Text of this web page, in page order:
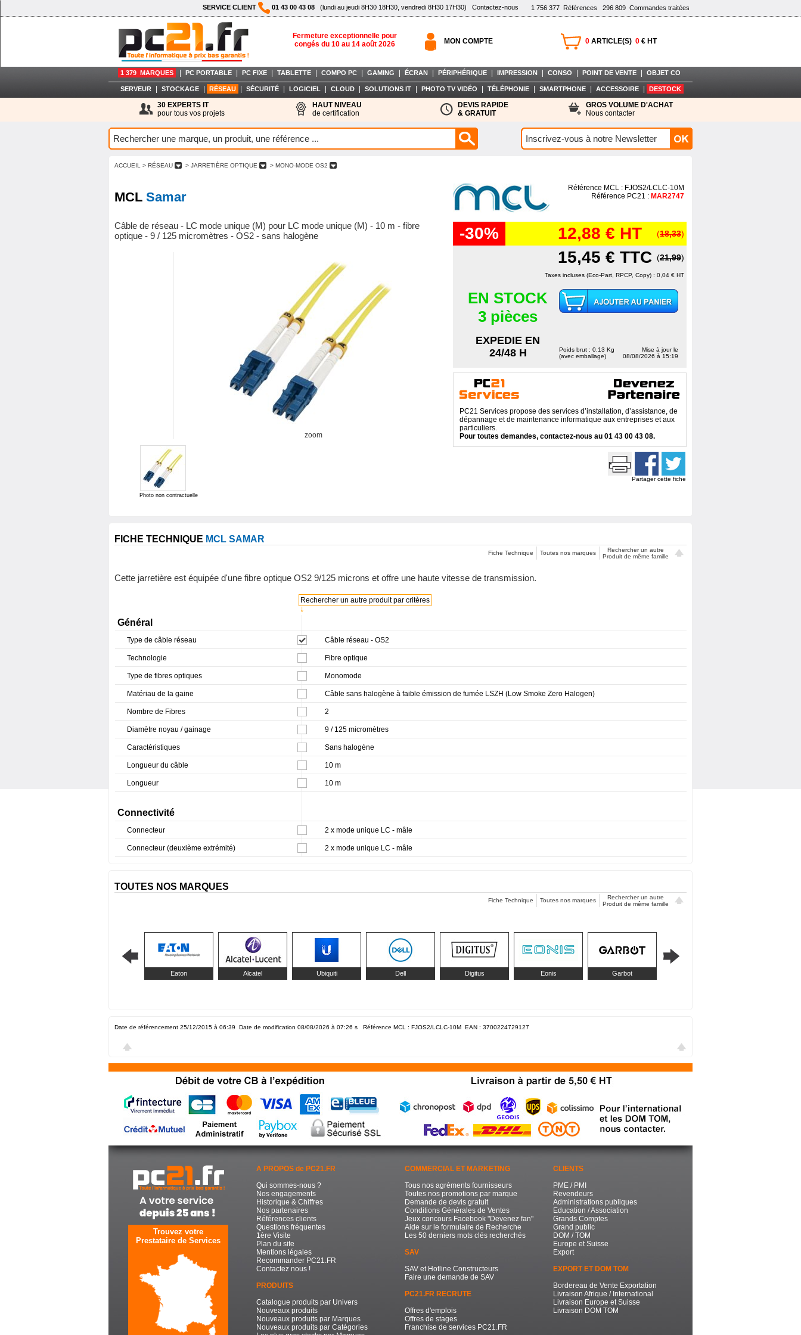
1 756 377 Références 296 809 Commandes traitées
SERVICE CLIENT 01 43 00 43 08 (lundi au jeudi 8H30 18H30, vendredi 8H30 17H30) Contactez-nous
Fermeture exceptionnelle pour
congés du 10 au 14 août 2026
0 ARTICLE(S) 0 € HT
MON COMPTE
1 379 MARQUES PC PORTABLE PC FIXE TABLETTE COMPO PC GAMING ÉCRAN PÉRIPHÉRIQUE IMPRESSION CONSO POINT DE VENTE OBJET CO
SERVEUR STOCKAGE RÉSEAU SÉCURITÉ LOGICIEL CLOUD SOLUTIONS IT PHOTO TV VIDÉO TÉLÉPHONIE SMARTPHONE ACCESSOIRE DESTOCK
30 EXPERTS IT
pour tous vos projets
HAUT NIVEAU
de certification
DEVIS RAPIDE
& GRATUIT
GROS VOLUME D'ACHAT
Nous contacter
ACCUEIL > RÉSEAU > JARRETIÈRE OPTIQUE > MONO-MODE OS2
MCL Samar
Câble de réseau - LC mode unique (M) pour LC mode unique (M) - 10 m - fibre
optique - 9 / 125 micromètres - OS2 - sans halogène
zoom
Photo non contractuelle
Référence MCL : FJOS2/LCLC-10M
Référence PC21 : MAR2747
-30% 12,88 € HT (18,33)
15,45 € TTC (21,99)
Taxes incluses (Eco-Part, RPCP, Copy) : 0,04 € HT
EN STOCK
3 pièces
EXPEDIE EN
24/48 H
Poids brut : 0.13 Kg
(avec emballage)
Mise à jour le
08/08/2026 à 15:19
PC21 Services propose des services d’installation, d’assistance, de
dépannage et de maintenance informatique aux entreprises et aux
particuliers.
Pour toutes demandes, contactez-nous au 01 43 00 43 08.
Partager cette fiche
FICHE TECHNIQUE MCL SAMAR
Fiche Technique Toutes nos marques
Rechercher un autre
Produit de même famille
Cette jarretière est équipée d'une fibre optique OS2 9/125 microns et offre une haute vitesse de transmission.
↓
Rechercher un autre produit par critères
Général
Type de câble réseau Câble réseau - OS2
Technologie Fibre optique
Type de fibres optiques Monomode
Matériau de la gaine Câble sans halogène à faible émission de fumée LSZH (Low Smoke Zero Halogen)
Nombre de Fibres 2
Diamètre noyau / gainage 9 / 125 micromètres
Caractéristiques Sans halogène
Longueur du câble 10 m
Longueur 10 m
Connectivité
Connecteur 2 x mode unique LC - mâle
Connecteur (deuxième extrémité) 2 x mode unique LC - mâle
TOUTES NOS MARQUES
Fiche Technique Toutes nos marques
Rechercher un autre
Produit de même famille
Eaton Alcatel Ubiquiti Dell Digitus Eonis Garbot
Date de référencement 25/12/2015 à 06:39 Date de modification 08/08/2026 à 07:26 s Référence MCL : FJOS2/LCLC-10M EAN : 3700224729127
Trouvez votre
Prestataire de Services
A PROPOS de PC21.FR
Qui sommes-nous ?
Nos engagements
Historique & Chiffres
Nos partenaires
Références clients
Questions fréquentes
1ère Visite
Plan du site
Mentions légales
Recommander PC21.FR
Contactez nous !
PRODUITS
Catalogue produits par Univers
Nouveaux produits
Nouveaux produits par Marques
Nouveaux produits par Catégories
COMMERCIAL ET MARKETING
Tous nos agréments fournisseurs
Toutes nos promotions par marque
Demande de devis gratuit
Conditions Générales de Ventes
Jeux concours Facebook "Devenez fan"
Aide sur le formulaire de Recherche
Les 50 derniers mots clés recherchés
SAV
SAV et Hotline Constructeurs
Faire une demande de SAV
PC21.FR RECRUTE
Offres d'emplois
Offres de stages
Franchise de services PC21.FR
CLIENTS
PME / PMI
Revendeurs
Administrations publiques
Education / Association
Grands Comptes
Grand public
DOM / TOM
Europe et Suisse
Export
EXPORT ET DOM TOM
Bordereau de Vente Exportation
Livraison Afrique / International
Livraison Europe et Suisse
Livraison DOM TOM